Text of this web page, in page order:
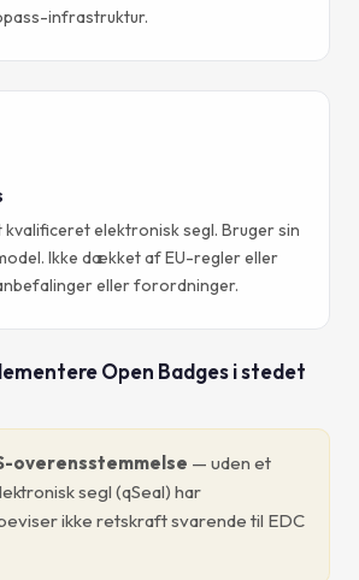
infrastruktur.
kvalificeret elektronisk segl. Bruger sin
Ikke dækket af EU-regler eller
eller forordninger.
Open Badges i stedet
overensstemmelse — uden et
segl (qSeal) har
ikke retskraft svarende til EDC